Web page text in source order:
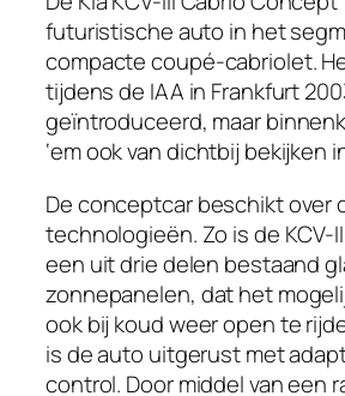
futuristische auto in het
compacte coupé-cabriolet.
tijdens de IAA in Frankfurt
geïntroduceerd, maar
‘em ook van dichtbij bekijken
De conceptcar beschikt over
technologieën. Zo is de KCV-
een uit drie delen bestaand
zonnepanelen, dat het
ook bij koud weer open te
is de auto uitgerust met
control. Door middel van een